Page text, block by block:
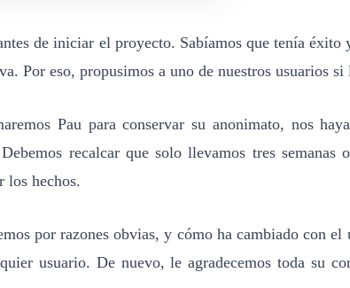
de iniciar el proyecto. Sabíamos que tenía éxito
Por eso, propusimos a uno de nuestros usuarios
Pau para conservar su anonimato, nos
recalcar que solo llevamos tres
los hechos.
por razones obvias, y cómo ha cambiado con el
usuario. De nuevo, le agradecemos toda su